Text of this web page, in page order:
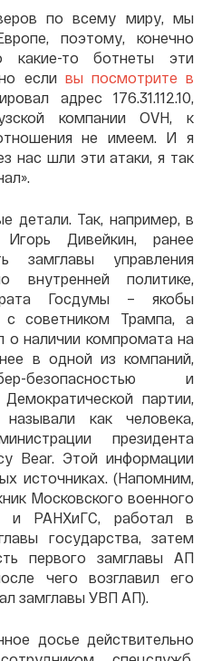
по всему миру, мы
поэтому, конечно
какие-то ботнеты эти
если вы посмотрите в
адрес 176.31.112.10,
компании OVH, к
не имеем. И я
нас шли эти атаки, я так
детали. Так, например, в
Дивейкин, ранее
замглавы управления
внутренней политике,
Госдумы – якобы
советником Трампа, а
наличии компромата на
в одной из компаний,
безопасностью и
партии,
как человека,
президента
Bear. Этой информации
источниках. (Напомним,
Московского военного
и РАНХиГС, работал в
государства, затем
первого замглавы АП
чего возглавил его
замглавы УВП АП).
досье действительно